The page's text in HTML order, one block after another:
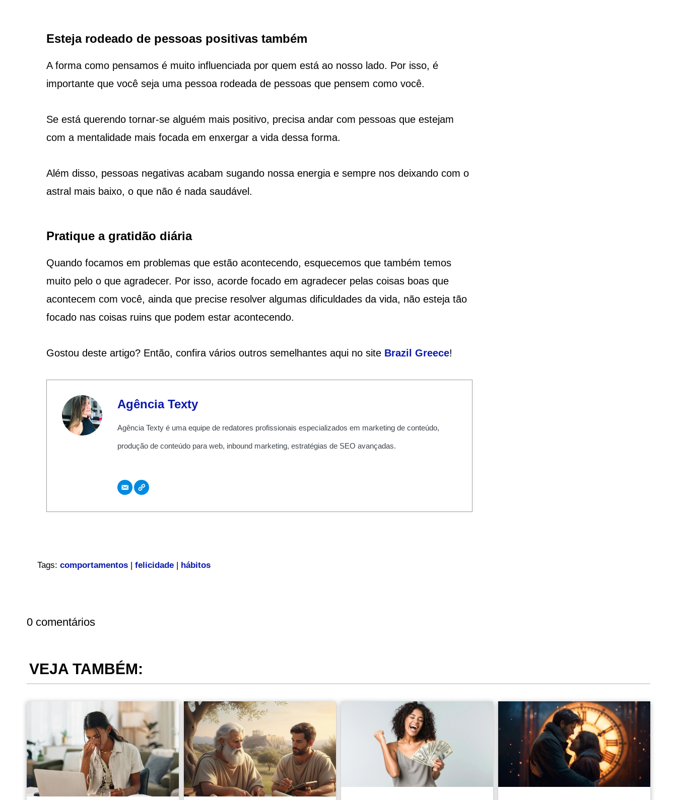
Esteja rodeado de pessoas positivas também
A forma como pensamos é muito influenciada por quem está ao nosso lado. Por isso, é
importante que você seja uma pessoa rodeada de pessoas que pensem como você.
Se está querendo tornar-se alguém mais positivo, precisa andar com pessoas que estejam
com a mentalidade mais focada em enxergar a vida dessa forma.
Além disso, pessoas negativas acabam sugando nossa energia e sempre nos deixando com o
astral mais baixo, o que não é nada saudável.
Pratique a gratidão diária
Quando focamos em problemas que estão acontecendo, esquecemos que também temos
muito pelo o que agradecer. Por isso, acorde focado em agradecer pelas coisas boas que
acontecem com você, ainda que precise resolver algumas dificuldades da vida, não esteja tão
focado nas coisas ruins que podem estar acontecendo.
Gostou deste artigo? Então, confira vários outros semelhantes aqui no site Brazil Greece!
Agência Texty
Agência Texty é uma equipe de redatores profissionais especializados em marketing de conteúdo,
produção de conteúdo para web, inbound marketing, estratégias de SEO avançadas.
Tags: comportamentos| felicidade| hábitos
0 comentários
VEJA TAMBÉM: